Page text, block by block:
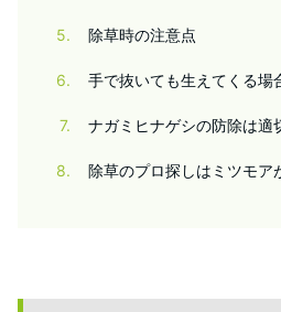
5 除草時の注意点
6 手で抜いても生えてくる場
7 ナガミヒナゲシの防除は適
8 除草のプロ探しはミツモア